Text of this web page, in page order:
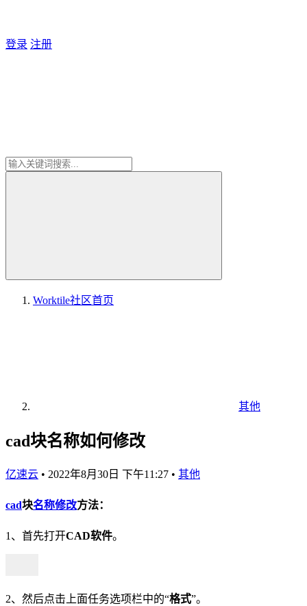
登录 注册
Worktile社区首页
其他
cad块名称如何修改
亿速云 • 2022年8月30日 下午11:27 • 其他
cad块名称修改方法：
1、首先打开CAD软件。
2、然后点击上面任务选项栏中的“格式”。